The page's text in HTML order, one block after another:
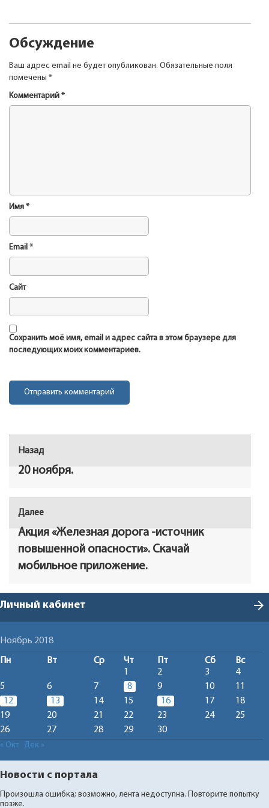
Обсуждение
Ваш адрес email не будет опубликован. Обязательные поля
помечены *
Комментарий *
Имя *
Email *
Сайт
Сохранить моё имя, email и адрес сайта в этом браузере для
последующих моих комментариев.
Навигация
по
записям
Назад
запись:
20 ноября.
Далее
запись:
Акция «Железная дорога -источник
повышенной опасности». Скачай
мобильное приложение.
Личный кабинет arrow_forward
Ноябрь 2018
Пн Вт Ср Чт Пт Сб
Вс
1
2 3
4
5
6 7 8 9 10
11
12
13 14 15 16 17
18
19
20 21 22 23 24
25
26
27 28 29 30
« Окт Дек »
Новости с портала
Произошла ошибка; возможно, лента недоступна. Повторите попытку
позже.